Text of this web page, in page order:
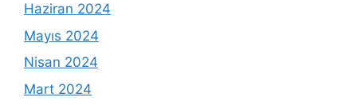
Haziran 2024
Mayıs 2024
Nisan 2024
Mart 2024